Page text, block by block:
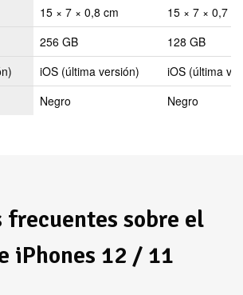
15 × 7 × 0,8 cm
15 × 7 × 0,7
256 GB
128 GB
iOS (última versión)
iOS (última
Negro Negro
frecuentes sobre el
iPhones 12 / 11